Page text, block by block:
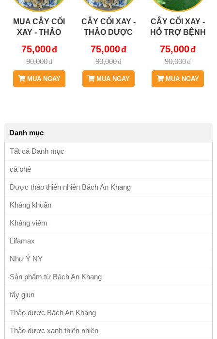
MUA CÂY CỐI
XAY - THẢO
KHANG JD234
CAYCOIXAY V2
75,000
90,000
MUA NGAY
CÂY CỐI XAY -
THẢO DƯỢC
KHANG JD234
CAYCOIXAY
75,000
90,000
MUA NGAY
CÂY CỐI XAY -
HỖ TRỢ BỆNH
BỆNH TRĨ, BÍ
TIỂU, TIỂU BUỐT
CỰC HIỆU QUẢ
JD234
75,000
90,000
MUA NGAY
Danh mục
Tất cả Danh mục
cà phê
Dược thảo thiên nhiên Bách An Khang
Kháng khuẩn
Kháng viêm
Lifamax
Như Ý NY
Sản phẩm từ Bách An Khang
tẩy giun
Thảo dược Bách An Khang
Thảo dược xanh thiên nhiên